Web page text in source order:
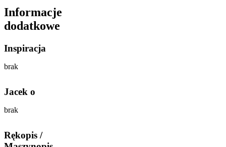
Informacje
dodatkowe
Inspiracja
brak
Jacek o
brak
Rękopis /